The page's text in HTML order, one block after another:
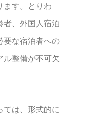
ます。とりわ
者、外国人宿泊
要な宿泊者への
ル整備が不可欠
ては、形式的に